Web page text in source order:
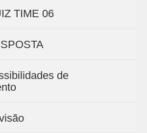
TIME 06
de